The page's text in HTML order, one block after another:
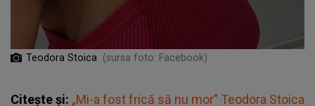
Teodora Stoica (sursa foto: Facebook)
Citește și: „Mi-a fost frică să nu mor” Teodora Stoica